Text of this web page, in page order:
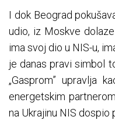
I dok Beograd
udio, iz Moskve
ima svoj dio u NIS-u,
je danas pravi simbol
„Gasprom” upravlja
energetskim
na Ukrajinu NIS dospio